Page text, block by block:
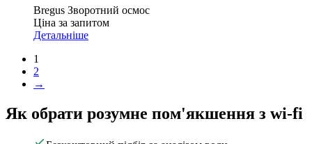
Bregus Зворотний осмос
Ціна за запитом
Детальніше
1
2
→
Як обрати розумне пом'якшення з wi-fi